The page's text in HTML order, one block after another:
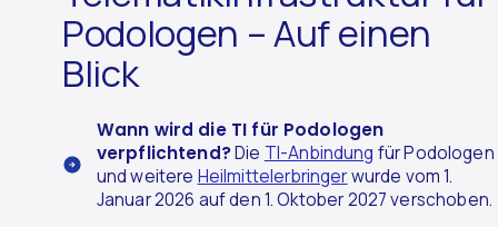
Podologen – Auf einen
Blick
Wann wird die TI für Podologen
verpflichtend?Die TI-Anbindung für Podologen
und weitere Heilmittelerbringerwurde vom 1.
Januar 2026 auf den 1. Oktober 2027 verschoben.